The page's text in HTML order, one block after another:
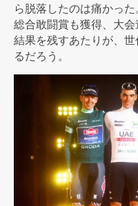
ら脱落したのは痛かっ
総合敢闘賞も獲得、大
結果を残すあたりが、
るだろう。